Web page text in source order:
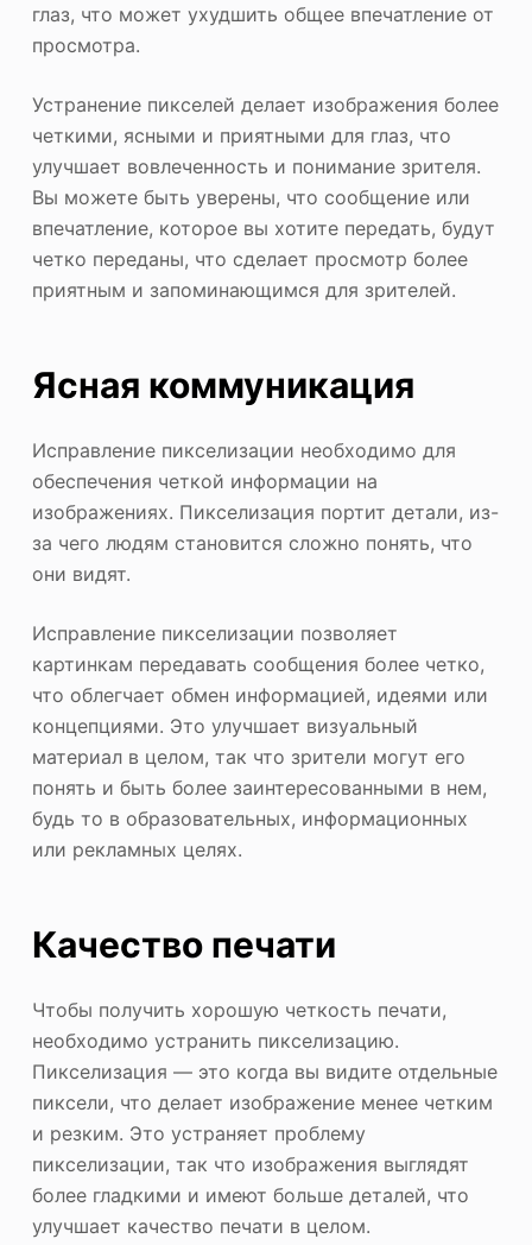
глаз, что может ухудшить общее впечатление от
просмотра.
Устранение пикселей делает изображения более
четкими, ясными и приятными для глаз, что
улучшает вовлеченность и понимание зрителя.
Вы можете быть уверены, что сообщение или
впечатление, которое вы хотите передать, будут
четко переданы, что сделает просмотр более
приятным и запоминающимся для зрителей.
Ясная коммуникация
Исправление пикселизации необходимо для
обеспечения четкой информации на
изображениях. Пикселизация портит детали, из-
за чего людям становится сложно понять, что
они видят.
Исправление пикселизации позволяет
картинкам передавать сообщения более четко,
что облегчает обмен информацией, идеями или
концепциями. Это улучшает визуальный
материал в целом, так что зрители могут его
понять и быть более заинтересованными в нем,
будь то в образовательных, информационных
или рекламных целях.
Качество печати
Чтобы получить хорошую четкость печати,
необходимо устранить пикселизацию.
Пикселизация — это когда вы видите отдельные
пиксели, что делает изображение менее четким
и резким. Это устраняет проблему
пикселизации, так что изображения выглядят
более гладкими и имеют больше деталей, что
улучшает качество печати в целом.